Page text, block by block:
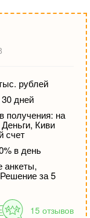
рублей
дней
получения: на
Киви
счет
в день
анкеты,
за 5
15 отзывов